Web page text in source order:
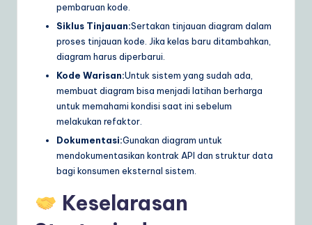
pembaruan kode.
Siklus Tinjauan:Sertakan tinjauan diagram dalam
proses tinjauan kode. Jika kelas baru ditambahkan,
diagram harus diperbarui.
Kode Warisan:Untuk sistem yang sudah ada,
membuat diagram bisa menjadi latihan berharga
untuk memahami kondisi saat ini sebelum
melakukan refaktor.
Dokumentasi:Gunakan diagram untuk
mendokumentasikan kontrak API dan struktur data
bagi konsumen eksternal sistem.
Keselarasan